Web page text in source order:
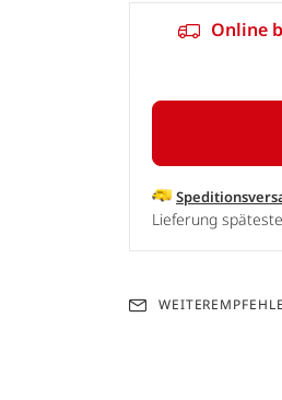
Online
Lieferung